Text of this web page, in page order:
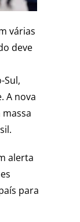
várias
deve
Sul,
A nova
alerta
para